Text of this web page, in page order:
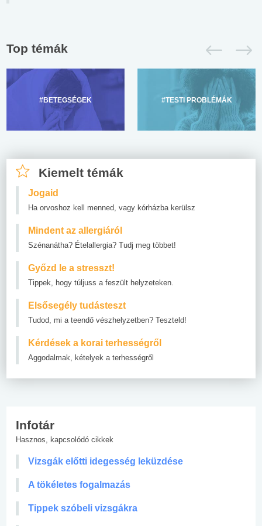
Top témák
#BETEGSÉGEK #TESTI PROBLÉMÁK
Kiemelt témák
Jogaid
Ha orvoshoz kell menned, vagy kórházba kerülsz
Mindent az allergiáról
Szénanátha? Ételallergia? Tudj meg többet!
Győzd le a stresszt!
Tippek, hogy túljuss a feszült helyzeteken.
Elsősegély tudásteszt
Tudod, mi a teendő vészhelyzetben? Teszteld!
Kérdések a korai terhességről
Aggodalmak, kételyek a terhességről
Infotár
Hasznos, kapcsolódó cikkek
Vizsgák előtti idegesség leküzdése
A tökéletes fogalmazás
Tippek szóbeli vizsgákra